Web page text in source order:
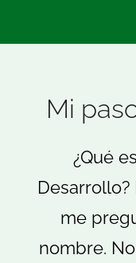
Mi
¿Qué
me
nombre.